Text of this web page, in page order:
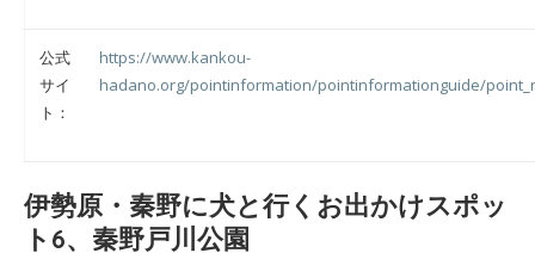
公式
サイ
ト：
https://www.kankou-
hadano.org/pointinformation/pointinformationguide/
伊勢原・秦野に犬と行くお出かけスポッ
ト6、秦野戸川公園